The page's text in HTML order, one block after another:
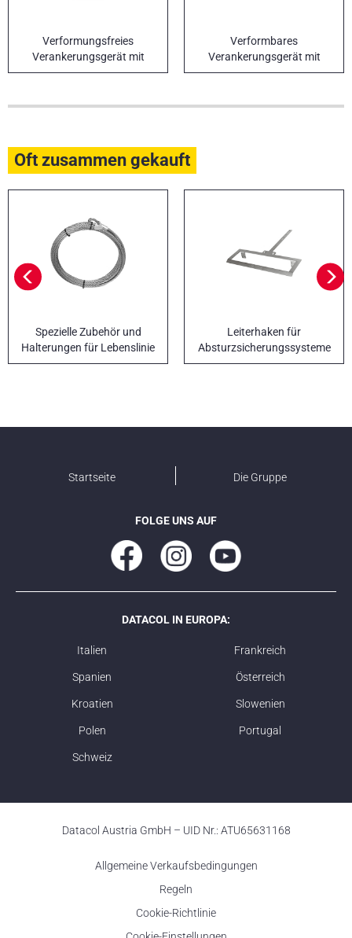
Verformungsfreies
Verankerungsgerät mit
geneigter Basis
Verformbares
Verankerungsgerät mit
doppelter kurzer Neigung
Oft zusammen gekauft
Spezielle Zubehör und
Halterungen für Lebenslinie
Leiterhaken für
Absturzsicherungssysteme
Startseite Die Gruppe
FOLGE UNS AUF
DATACOL IN EUROPA:
Italien Frankreich
Spanien Österreich
Kroatien Slowenien
Polen Portugal
Schweiz
Datacol Austria GmbH – UID Nr.: ATU65631168
Allgemeine Verkaufsbedingungen
Regeln
Cookie-Richtlinie